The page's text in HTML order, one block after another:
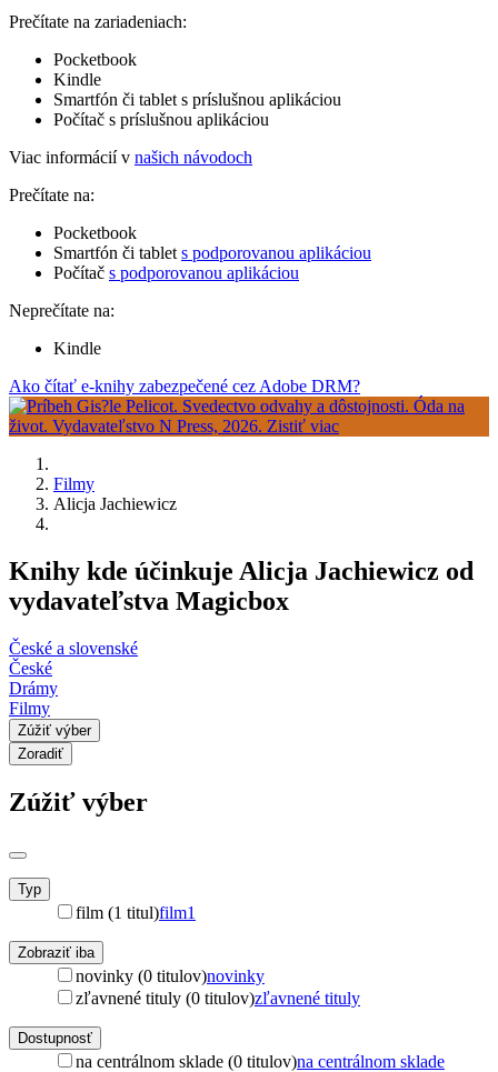
Prečítate na zariadeniach:
Pocketbook
Kindle
Smartfón či tablet s príslušnou aplikáciou
Počítač s príslušnou aplikáciou
Viac informácií v našich návodoch
Prečítate na:
Pocketbook
Smartfón či tablet s podporovanou aplikáciou
Počítač s podporovanou aplikáciou
Neprečítate na:
Kindle
Ako čítať e-knihy zabezpečené cez Adobe DRM?
Filmy
Alicja Jachiewicz
Knihy kde účinkuje Alicja Jachiewicz od
vydavateľstva Magicbox
České a slovenské
České
Drámy
Filmy
Zúžiť výber
Zoradiť
Zúžiť výber
Typ
film (1 titul)film1
Zobraziť iba
novinky (0 titulov)novinky
zľavnené tituly (0 titulov)zľavnené tituly
Dostupnosť
na centrálnom sklade (0 titulov)na centrálnom sklade